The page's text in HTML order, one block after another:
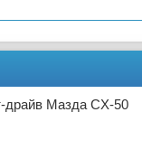
драйв Мазда CX-50